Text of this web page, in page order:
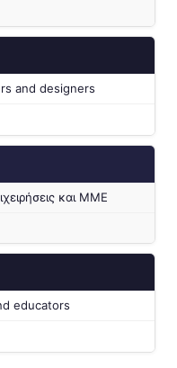
and designers
και ΜΜΕ
educators